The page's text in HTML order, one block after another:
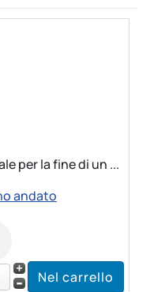
per la fine di un ...
andato